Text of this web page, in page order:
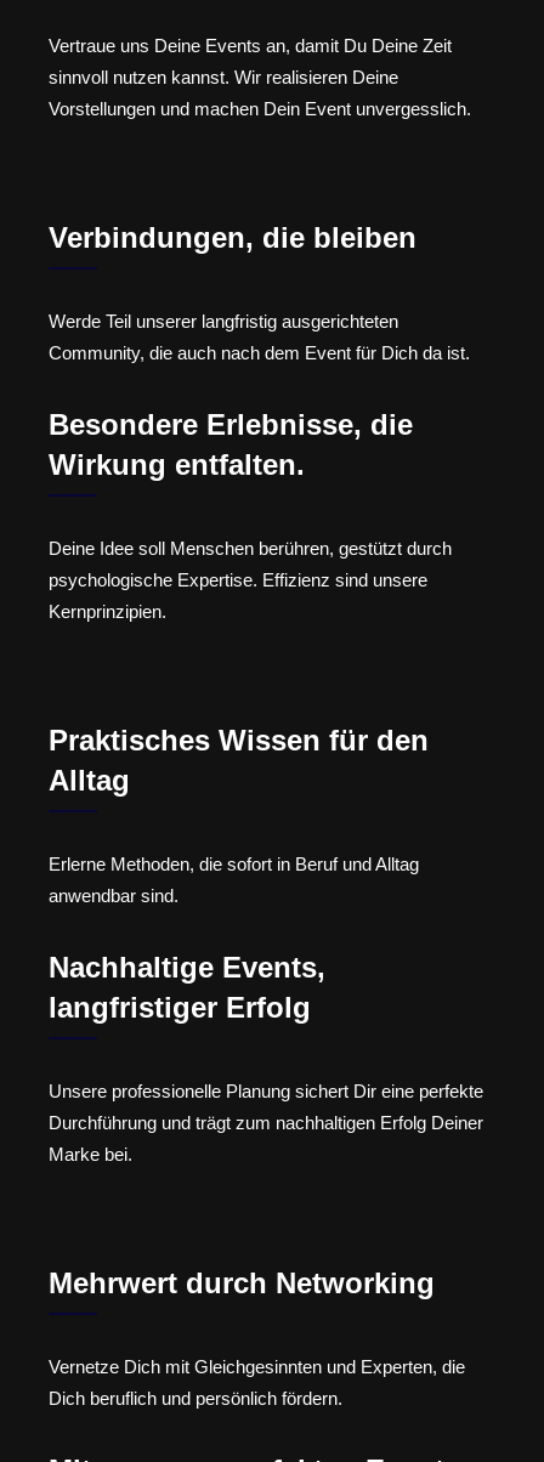
Vertraue uns Deine Events an, damit Du Deine Zeit
sinnvoll nutzen kannst. Wir realisieren Deine
Vorstellungen und machen Dein Event unvergesslich.
Verbindungen, die bleiben
Werde Teil unserer langfristig ausgerichteten
Community, die auch nach dem Event für Dich da ist.
Besondere Erlebnisse, die
Wirkung entfalten.
Deine Idee soll Menschen berühren, gestützt durch
psychologische Expertise. Effizienz sind unsere
Kernprinzipien.
Praktisches Wissen für den
Alltag
Erlerne Methoden, die sofort in Beruf und Alltag
anwendbar sind.
Nachhaltige Events,
langfristiger Erfolg
Unsere professionelle Planung sichert Dir eine perfekte
Durchführung und trägt zum nachhaltigen Erfolg Deiner
Marke bei.
Mehrwert durch Networking
Vernetze Dich mit Gleichgesinnten und Experten, die
Dich beruflich und persönlich fördern.